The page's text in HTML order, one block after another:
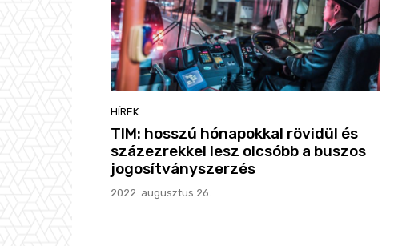
HÍREK
TIM: hosszú hónapokkal rövidül és
százezrekkel lesz olcsóbb a buszos
jogosítványszerzés
2022. augusztus 26.